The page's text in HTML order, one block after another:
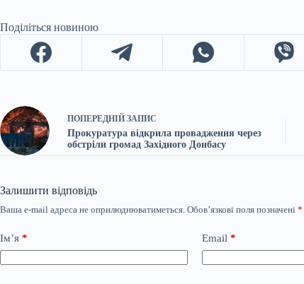
Поділіться новиною
ПОПЕРЕДНІЙ ЗАПИС
Прокуратура відкрила провадження через
обстріли громад Західного Донбасу
Залишити відповідь
Ваша e-mail адреса не оприлюднюватиметься. Обов’язкові поля позначені *
Ім’я * Email *